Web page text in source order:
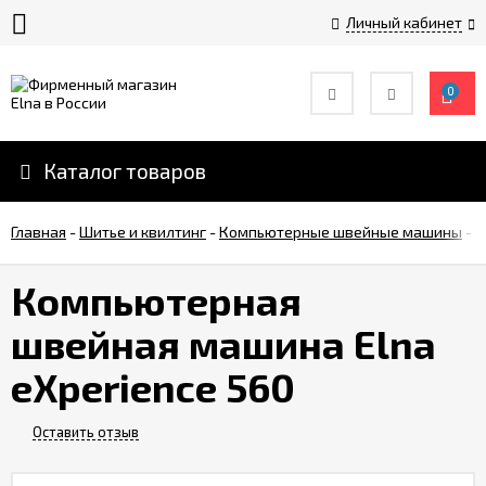
Личный кабинет
История
Elna
по
Оплата
Доставка
0
Каталог товаров
Главная -Шитье и квилтинг -Компьютерные швейные машины -
Компьютерная
швейная машина Elna
eXperience 560
Оставить отзыв